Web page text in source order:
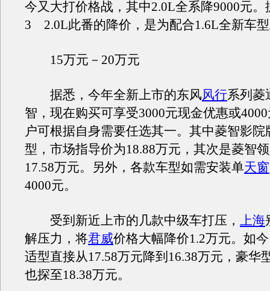
今又大打价格战，其中2.0L全系降9000元。
3 2.0L此番的降价，是为配合1.6L全新车
15万元－20万元
据悉，今年全新上市的东风风行系列菱
智，现在购买可享受3000元现金优惠或
户可根据自身需要任选其一。其中菱智影院
型，市场指导价为18.88万元，其次是菱智
17.58万元。另外，各款车型如需安装单天窗
4000元。
受到新近上市的几款中级车打压， 上海
解压力，将君威价格大幅降价1.2万元。如
适型直接从17.58万元降到16.38万元，豪华
也探至18.38万元。